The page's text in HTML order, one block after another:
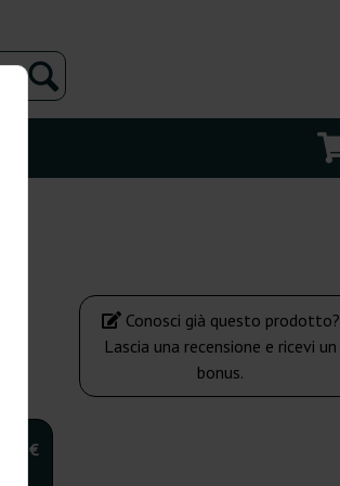
€
Conosci già questo prodotto?
Lascia una recensione e ricevi un
bonus.